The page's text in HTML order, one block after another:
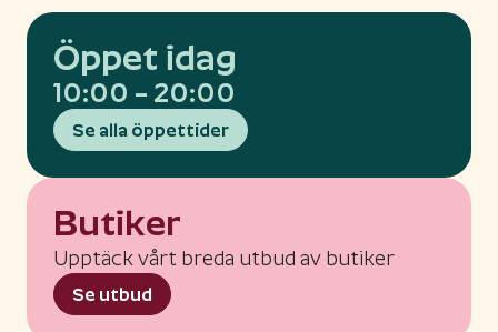
Öppet idag
10:00 – 20:00
Se alla öppettider
Butiker
Upptäck vårt breda utbud av butiker
Se utbud